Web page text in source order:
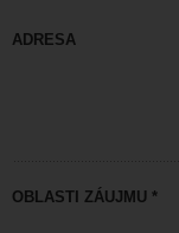
ADRESA
OBLASTI ZÁUJMU *